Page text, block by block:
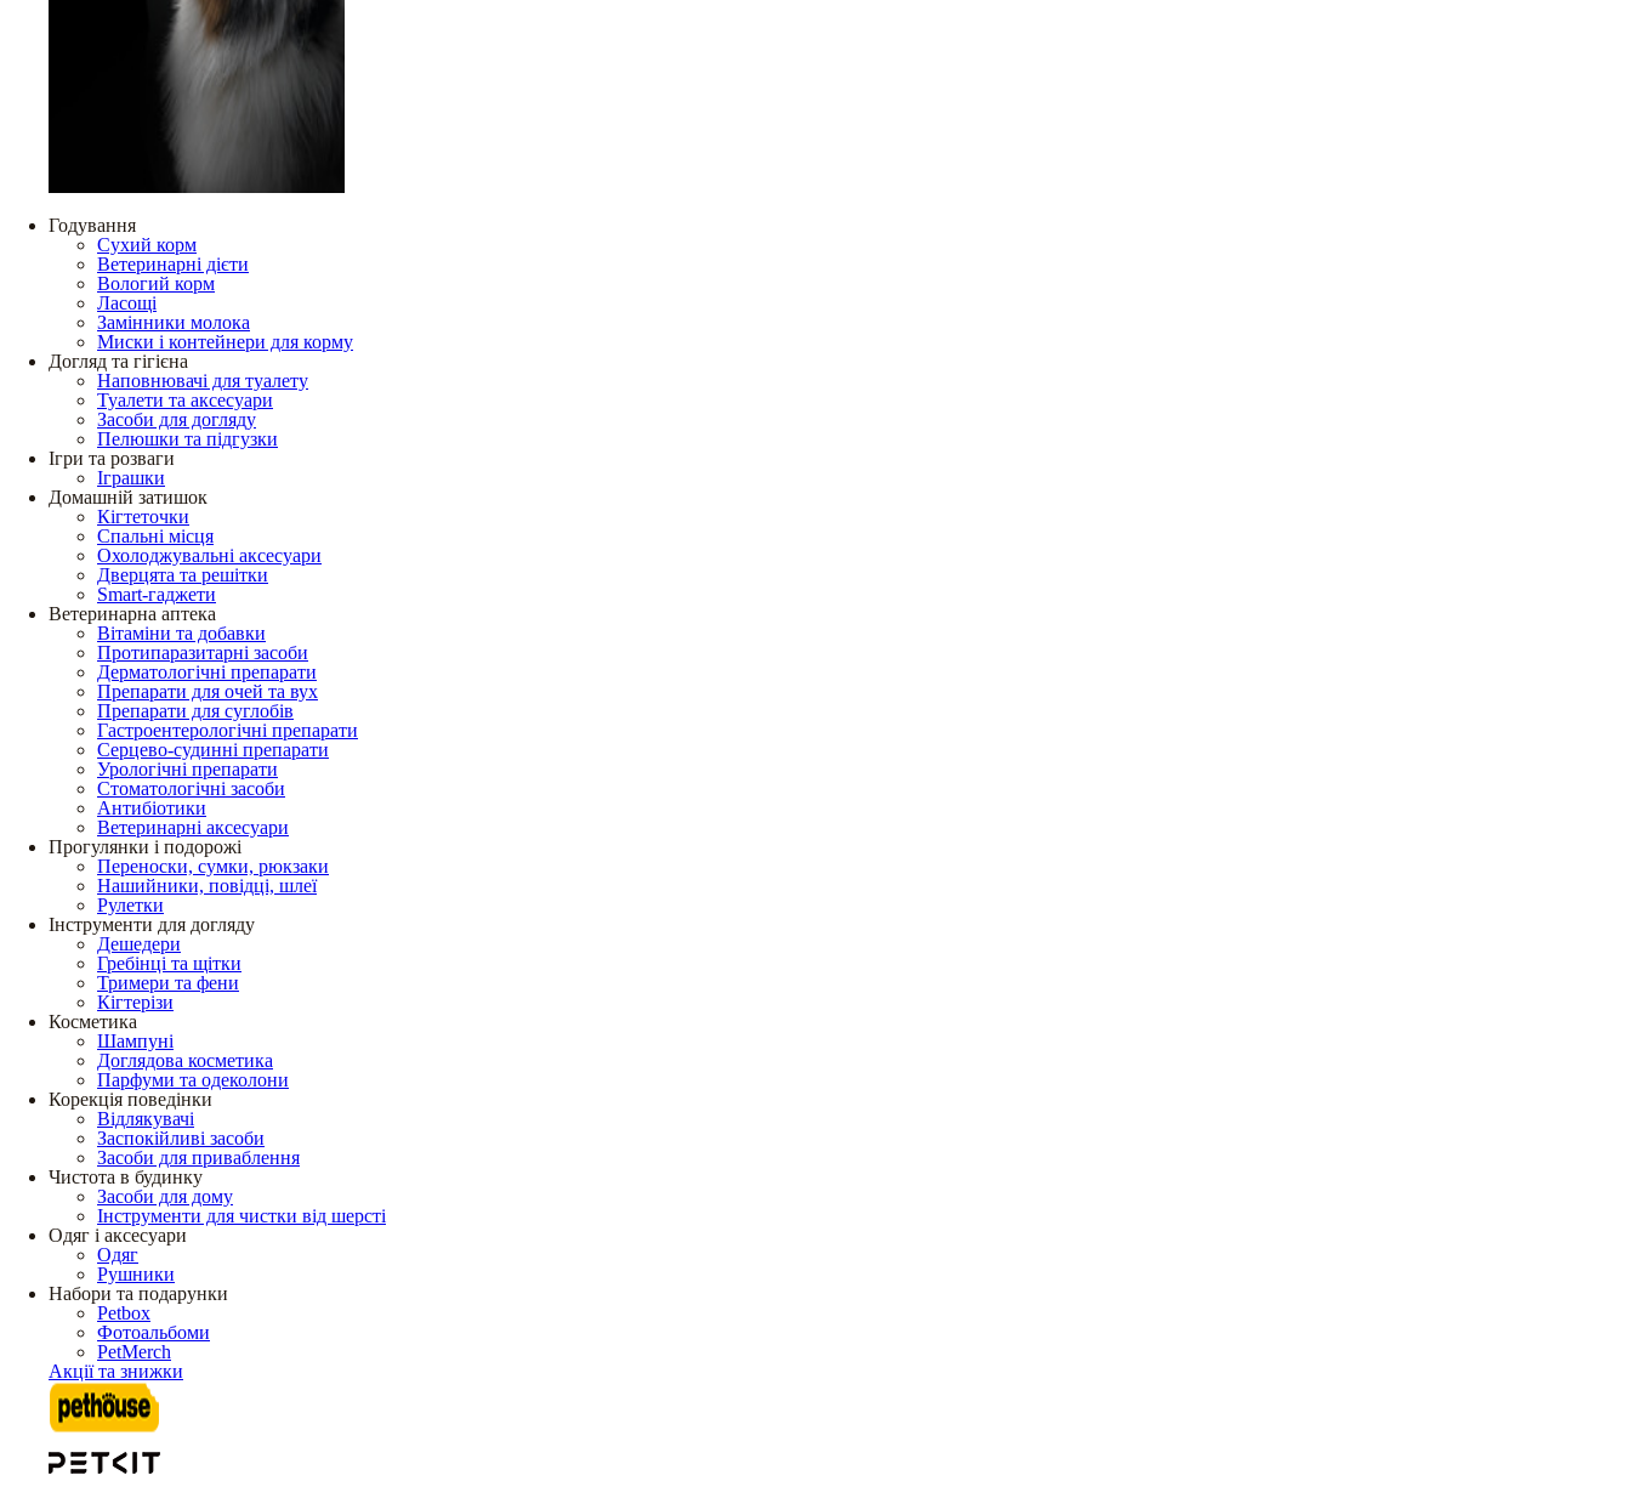
Годування
Сухий корм
Ветеринарні дієти
Вологий корм
Ласощі
Замінники молока
Миски і контейнери для корму
Догляд та гігієна
Наповнювачі для туалету
Туалети та аксесуари
Засоби для догляду
Пелюшки та підгузки
Ігри та розваги
Іграшки
Домашній затишок
Кігтеточки
Спальні місця
Охолоджувальні аксесуари
Дверцята та решітки
Smart-гаджети
Ветеринарна аптека
Вітаміни та добавки
Протипаразитарні засоби
Дерматологічні препарати
Препарати для очей та вух
Препарати для суглобів
Гастроентерологічні препарати
Серцево-судинні препарати
Урологічні препарати
Стоматологічні засоби
Антибіотики
Ветеринарні аксесуари
Прогулянки і подорожі
Переноски, сумки, рюкзаки
Нашийники, повідці, шлеї
Рулетки
Інструменти для догляду
Дешедери
Гребінці та щітки
Тримери та фени
Кігтерізи
Косметика
Шампуні
Доглядова косметика
Парфуми та одеколони
Корекція поведінки
Відлякувачі
Заспокійливі засоби
Засоби для приваблення
Чистота в будинку
Засоби для дому
Інструменти для чистки від шерсті
Одяг і аксесуари
Одяг
Рушники
Набори та подарунки
Petbox
Фотоальбоми
PetMerch
Акції та знижки